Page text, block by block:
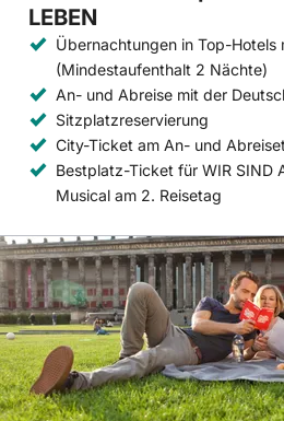
LEBEN
Übernachtungen in Top-Hotels
(Mindestaufenthalt 2 Nächte)
An- und Abreise mit der
Sitzplatzreservierung
City-Ticket am An- und
Bestplatz-Ticket für WIR SIND
Musical am 2. Reisetag